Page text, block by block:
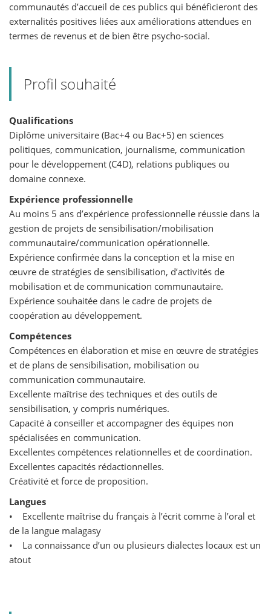
communautés d’accueil de ces publics qui bénéficieront des
externalités positives liées aux améliorations attendues en
termes de revenus et de bien être psycho-social.
Profil souhaité
Qualifications
Diplôme universitaire (Bac+4 ou Bac+5) en sciences
politiques, communication, journalisme, communication
pour le développement (C4D), relations publiques ou
domaine connexe.
Expérience professionnelle
Au moins 5 ans d’expérience professionnelle réussie dans la
gestion de projets de sensibilisation/mobilisation
communautaire/communication opérationnelle.
Expérience confirmée dans la conception et la mise en
œuvre de stratégies de sensibilisation, d’activités de
mobilisation et de communication communautaire.
Expérience souhaitée dans le cadre de projets de
coopération au développement.
Compétences
Compétences en élaboration et mise en œuvre de stratégies
et de plans de sensibilisation, mobilisation ou
communication communautaire.
Excellente maîtrise des techniques et des outils de
sensibilisation, y compris numériques.
Capacité à conseiller et accompagner des équipes non
spécialisées en communication.
Excellentes compétences relationnelles et de coordination.
Excellentes capacités rédactionnelles.
Créativité et force de proposition.
Langues
• Excellente maîtrise du français à l’écrit comme à l’oral et
de la langue malagasy
• La connaissance d’un ou plusieurs dialectes locaux est un
atout